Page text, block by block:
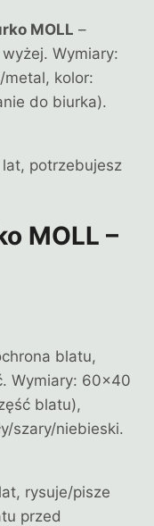
MOLL –
Wymiary:
kolor:
do biurka).
lat, potrzebujesz
MOLL –
blatu,
Wymiary: 60×40
blatu),
szary/niebieski.
rysuje/pisze
przed